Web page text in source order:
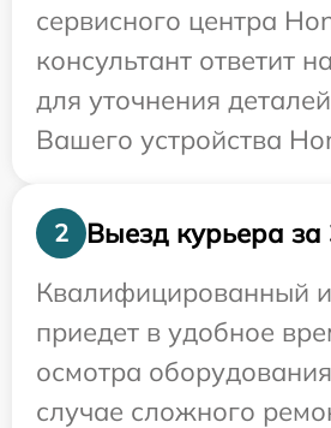
сервисного центра
консультант ответит
для уточнения
Вашего устройства
2
Выезд курьера за
Квалифицированный
приедет в удобное
осмотра
случае сложного